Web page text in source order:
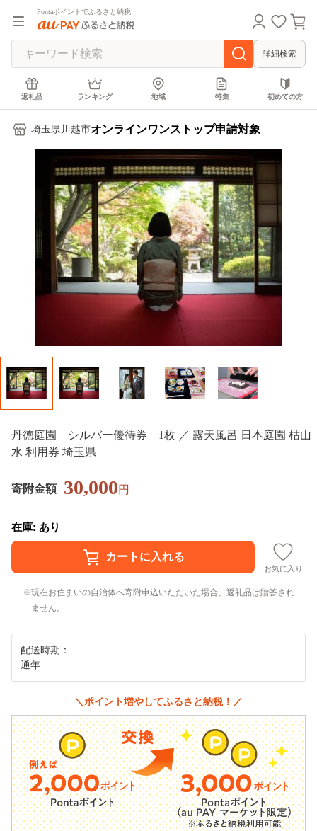
Pontaポイントでふるさと納税
詳細検索
返礼品 ランキング 地域 特集 初めての方
埼玉県川越市オンラインワンストップ申請対象
丹徳庭園 シルバー優待券 1枚 ／ 露天風呂 日本庭園 枯山
水 利用券 埼玉県
寄附金額 30,000円
在庫: あり
お気に入り
現在お住まいの自治体へ寄附申込いただいた場合、返礼品は贈答され
ません。
配送時期：
通年
＼ポイント増やしてふるさと納税！／